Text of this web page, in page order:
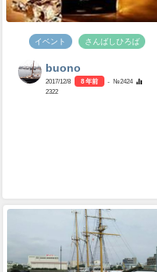
イベント さんばしひろば
buono
2017/12/8 8 年前
- №2424
2322